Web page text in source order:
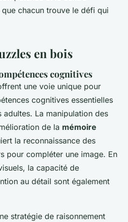
chacun trouve le défi qui
en bois
cognitives
une voie unique pour
cognitives essentielles
adultes. La manipulation des
de la mémoire
la reconnaissance des
pour compléter une image. En
la capacité de
au détail sont également
stratégie de raisonnement